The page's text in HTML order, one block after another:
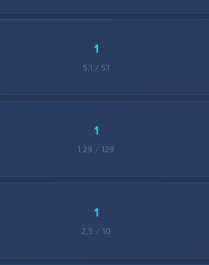
1
5,1 / 51
1
1,29 / 129
1
2,5 / 10